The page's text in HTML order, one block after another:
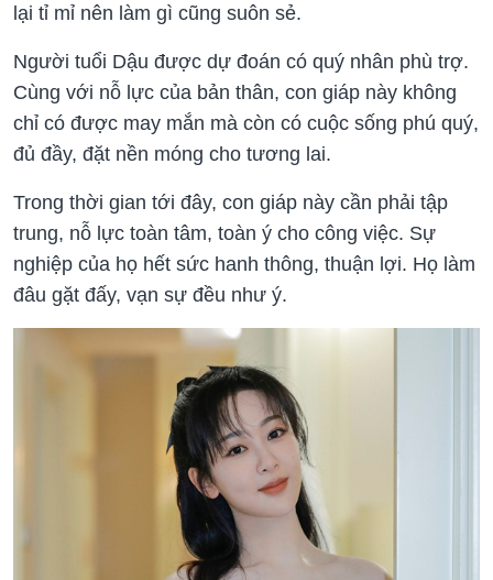
lại tỉ mỉ nên làm gì cũng suôn sẻ.
Người tuổi Dậu được dự đoán có quý nhân phù trợ.
Cùng với nỗ lực của bản thân, con giáp này không
chỉ có được may mắn mà còn có cuộc sống phú quý,
đủ đầy, đặt nền móng cho tương lai.
Trong thời gian tới đây, con giáp này cần phải tập
trung, nỗ lực toàn tâm, toàn ý cho công việc. Sự
nghiệp của họ hết sức hanh thông, thuận lợi. Họ làm
đâu gặt đấy, vạn sự đều như ý.